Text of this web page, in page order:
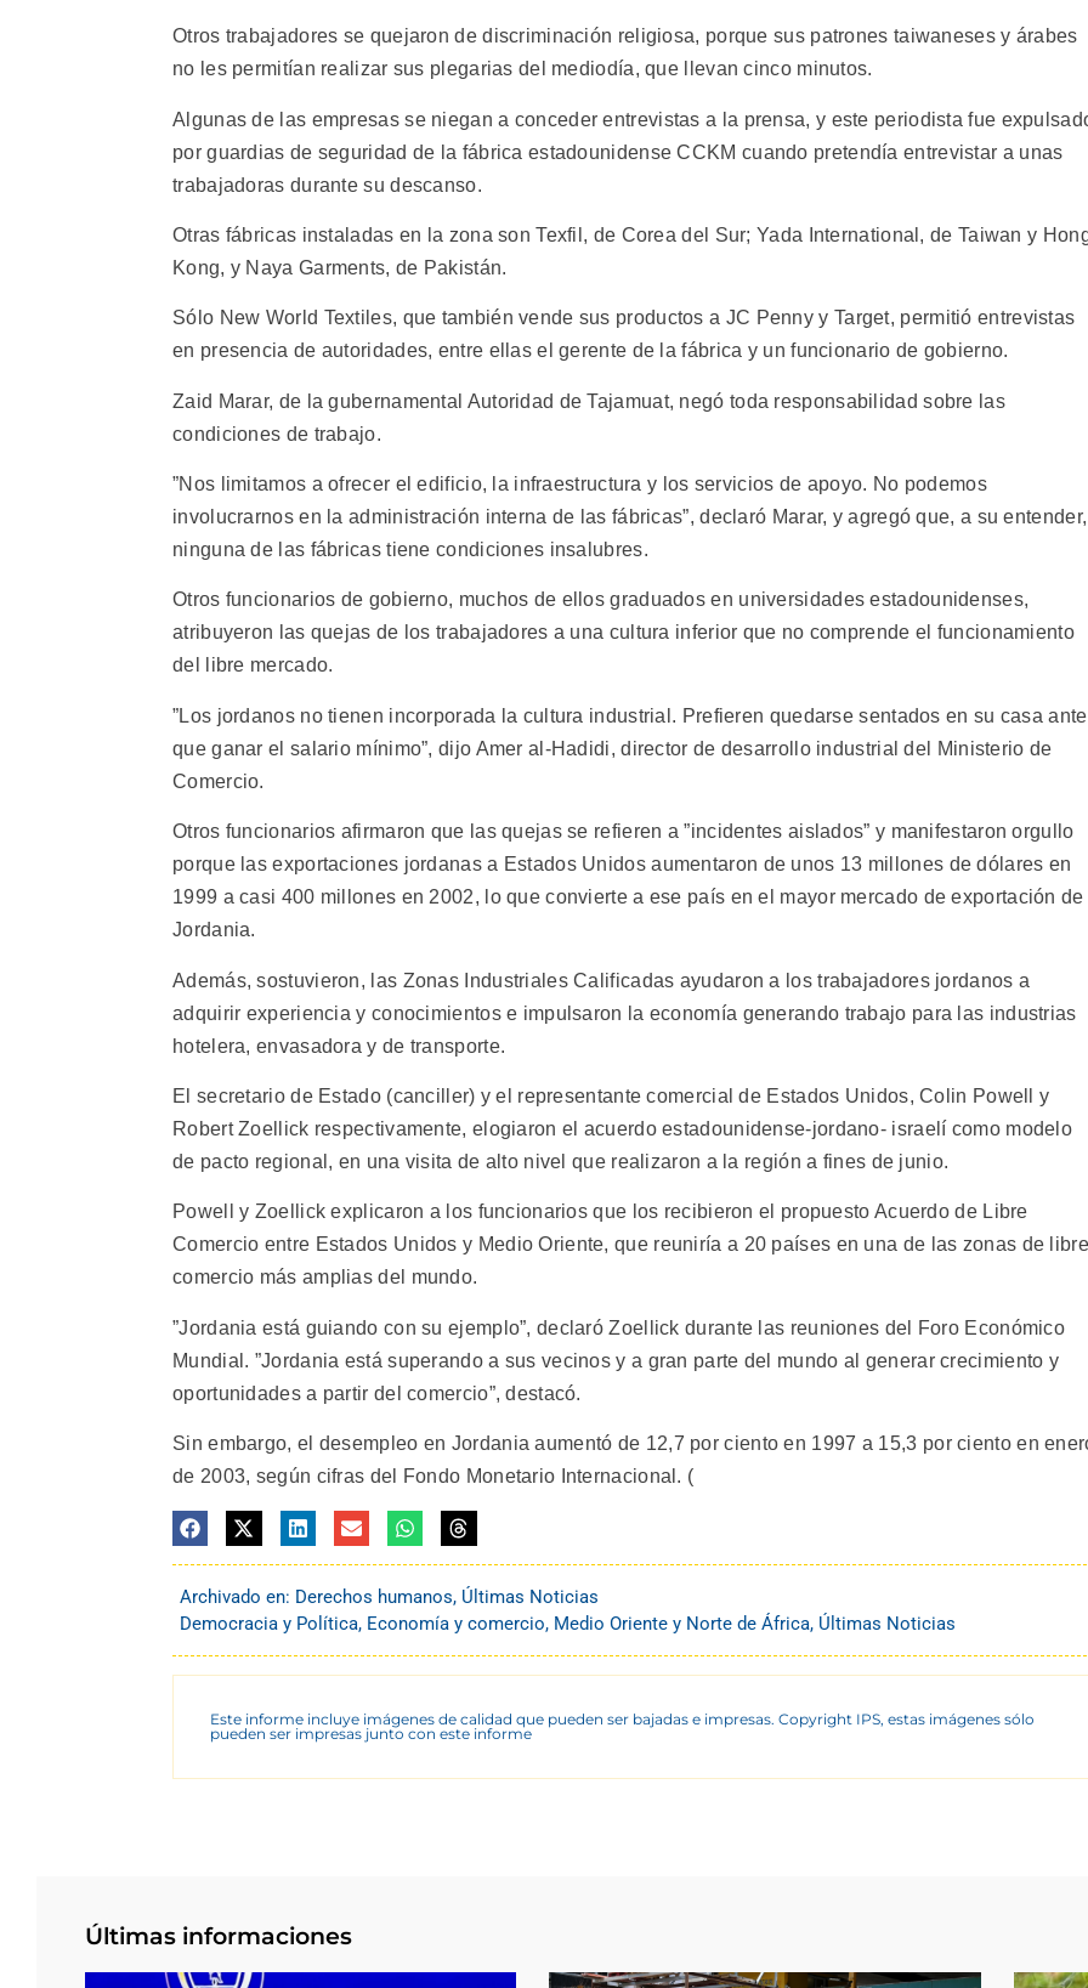
Otros trabajadores se quejaron de discriminación religiosa, porque sus patrones taiwaneses y árabes
no les permitían realizar sus plegarias del mediodía, que llevan cinco minutos.
Algunas de las empresas se niegan a conceder entrevistas a la prensa, y este periodista fue
por guardias de seguridad de la fábrica estadounidense CCKM cuando pretendía entrevistar a unas
trabajadoras durante su descanso.
Otras fábricas instaladas en la zona son Texfil, de Corea del Sur; Yada International, de Taiwan y
Kong, y Naya Garments, de Pakistán.
Sólo New World Textiles, que también vende sus productos a JC Penny y Target, permitió entrevistas
en presencia de autoridades, entre ellas el gerente de la fábrica y un funcionario de gobierno.
Zaid Marar, de la gubernamental Autoridad de Tajamuat, negó toda responsabilidad sobre las
condiciones de trabajo.
”Nos limitamos a ofrecer el edificio, la infraestructura y los servicios de apoyo. No podemos
involucrarnos en la administración interna de las fábricas”, declaró Marar, y agregó que, a su entender,
ninguna de las fábricas tiene condiciones insalubres.
Otros funcionarios de gobierno, muchos de ellos graduados en universidades estadounidenses,
atribuyeron las quejas de los trabajadores a una cultura inferior que no comprende el funcionamiento
del libre mercado.
”Los jordanos no tienen incorporada la cultura industrial. Prefieren quedarse sentados en su casa
que ganar el salario mínimo”, dijo Amer al-Hadidi, director de desarrollo industrial del Ministerio de
Comercio.
Otros funcionarios afirmaron que las quejas se refieren a ”incidentes aislados” y manifestaron orgullo
porque las exportaciones jordanas a Estados Unidos aumentaron de unos 13 millones de dólares en
1999 a casi 400 millones en 2002, lo que convierte a ese país en el mayor mercado de exportación de
Jordania.
Además, sostuvieron, las Zonas Industriales Calificadas ayudaron a los trabajadores jordanos a
adquirir experiencia y conocimientos e impulsaron la economía generando trabajo para las industrias
hotelera, envasadora y de transporte.
El secretario de Estado (canciller) y el representante comercial de Estados Unidos, Colin Powell y
Robert Zoellick respectivamente, elogiaron el acuerdo estadounidense-jordano- israelí como modelo
de pacto regional, en una visita de alto nivel que realizaron a la región a fines de junio.
Powell y Zoellick explicaron a los funcionarios que los recibieron el propuesto Acuerdo de Libre
Comercio entre Estados Unidos y Medio Oriente, que reuniría a 20 países en una de las zonas de libre
comercio más amplias del mundo.
”Jordania está guiando con su ejemplo”, declaró Zoellick durante las reuniones del Foro Económico
Mundial. ”Jordania está superando a sus vecinos y a gran parte del mundo al generar crecimiento y
oportunidades a partir del comercio”, destacó.
Sin embargo, el desempleo en Jordania aumentó de 12,7 por ciento en 1997 a 15,3 por ciento en
de 2003, según cifras del Fondo Monetario Internacional. (
Archivado en: Derechos humanos, Últimas Noticias
Democracia y Política, Economía y comercio, Medio Oriente y Norte de África, Últimas Noticias
Este informe incluye imágenes de calidad que pueden ser bajadas e impresas. Copyright IPS, estas imágenes sólo
pueden ser impresas junto con este informe
Últimas informaciones